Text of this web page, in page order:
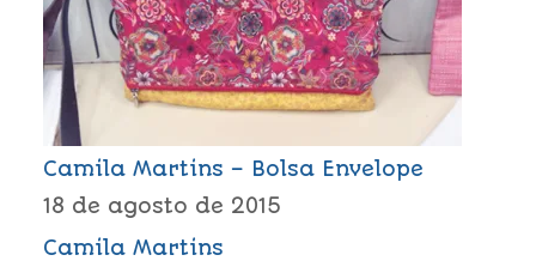
Camila Martins – Bolsa Envelope
18 de agosto de 2015
Camila Martins